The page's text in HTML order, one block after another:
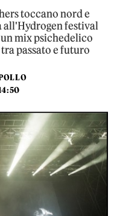
toccano nord e
all'Hydrogen festival
mix psichedelico
passato e futuro